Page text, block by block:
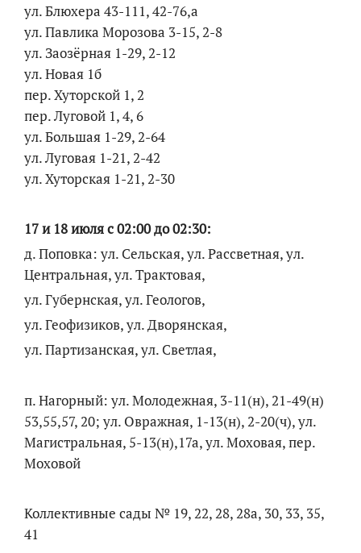
ул. Блюхера 43-111, 42-76,а
ул. Павлика Морозова 3-15, 2-8
ул. Заозёрная 1-29, 2-12
ул. Новая 1б
пер. Хуторской 1, 2
пер. Луговой 1, 4, 6
ул. Большая 1-29, 2-64
ул. Луговая 1-21, 2-42
ул. Хуторская 1-21, 2-30
17 и 18 июля с 02:00 до 02:30:
д. Поповка: ул. Сельская, ул. Рассветная, ул.
Центральная, ул. Трактовая,
ул. Губернская, ул. Геологов,
ул. Геофизиков, ул. Дворянская,
ул. Партизанская, ул. Светлая,
п. Нагорный: ул. Молодежная, 3-11(н), 21-49(н)
53,55,57, 20; ул. Овражная, 1-13(н), 2-20(ч), ул.
Магистральная, 5-13(н),17а, ул. Моховая, пер.
Моховой
Коллективные сады № 19, 22, 28, 28а, 30, 33, 35,
41